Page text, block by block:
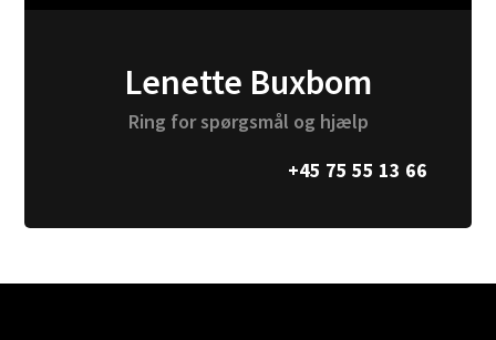
Lenette Buxbom
Ring for spørgsmål og hjælp
+45 75 55 13 66